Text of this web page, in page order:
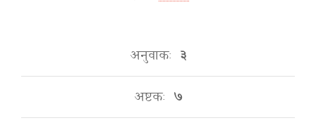
अनुवाकः ३
अष्टकः ७